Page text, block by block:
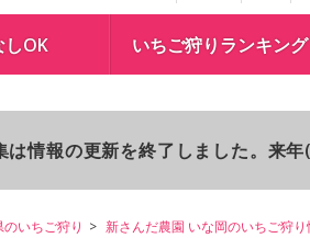
しOK いちご狩りランキング
情報の更新を終了しました。来
いちご狩り 新さんだ農園 いな岡のいちご狩り